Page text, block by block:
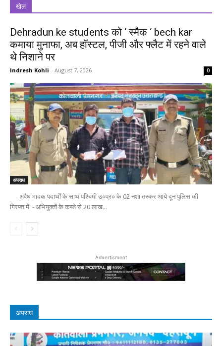
खेल
Dehradun ke students को ‘ स्मैक ‘ bech kar
कमाया मुनाफा, अब हॉस्टल, पीजी और फ्लैट में रहने वाले
थे निशाने पर
Indresh Kohli - August 7, 2026 0
अपराध
- अवैध मादक पदार्थों के साथ पश्चिमी उ०प्र० के 02 नशा तस्कर आये दून पुलिस की
गिरफ्त में - अभियुक्तों के कब्जे से 20 लाख...
Advertisment
अपराध